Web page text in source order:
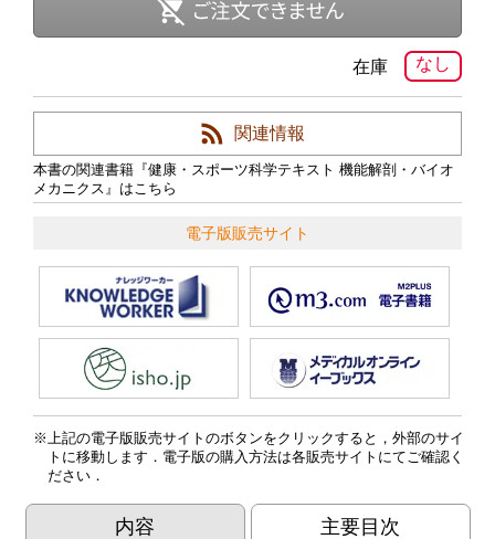
なし
在庫
関連情報
本書の関連書籍『健康・スポーツ科学テキスト 機能解剖・バイオ
メカニクス』はこちら
電子版販売サイト
上記の電子版販売サイトのボタンをクリックすると，外部のサイ
トに移動します．電子版の購入方法は各販売サイトにてご確認く
ださい．
内容 主要目次